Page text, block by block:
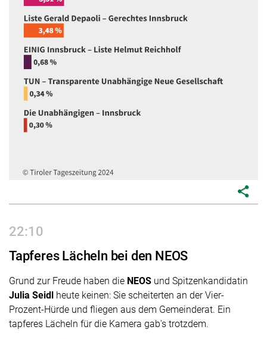
share
22:10
Tapferes Lächeln bei den NEOS
Grund zur Freude haben die NEOS und Spitzenkandidatin
Julia Seidl heute keinen: Sie scheiterten an der Vier-
Prozent-Hürde und fliegen aus dem Gemeinderat. Ein
tapferes Lächeln für die Kamera gab's trotzdem.